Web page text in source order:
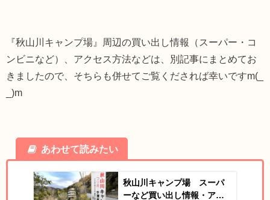
『秋山川キャンプ場』周辺の買い出し情報（スーパー・コ
ンビニなど）、アクセス方法などは、別記事にまとめてお
きましたので、そちらも併せてご覧くだされば幸いですm(_
_)m
あわせて読みたい
秋山川キャンプ場 スーパ
ーなど買い出し情報・アク